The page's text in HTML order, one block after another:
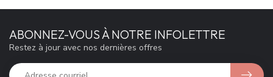
ABONNEZ-VOUS À NOTRE INFOLETTRE
Restez à jour avec nos dernières offres